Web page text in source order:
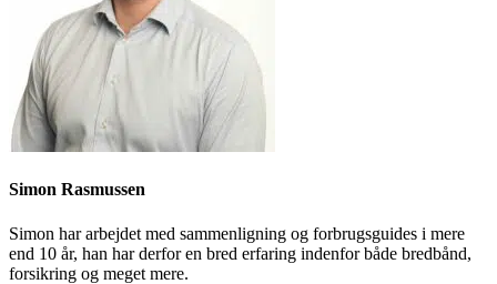
Simon Rasmussen
Simon har arbejdet med sammenligning og forbrugsguides i mere
end 10 år, han har derfor en bred erfaring indenfor både bredbånd,
forsikring og meget mere.